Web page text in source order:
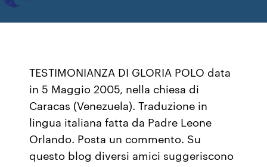
TESTIMONIANZA DI GLORIA POLO data
in 5 Maggio 2005, nella chiesa di
Caracas (Venezuela). Traduzione in
lingua italiana fatta da Padre Leone
Orlando. Posta un commento. Su
questo blog diversi amici suggeriscono